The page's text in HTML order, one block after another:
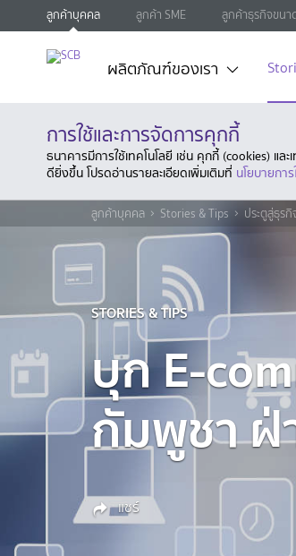
ลูกค้าบุคคล ลูกค้า SME ลูกค้าธุรกิจขนา
ผลิตภัณฑ์ของเรา
การใช้และการจัดการคุกกี้
ธนาคารมีการใช้เทคโนโลยี เช่น คุกกี้ (cookies) แ
ดียิ่งขึ้น โปรดอ่านรายละเอียดเพิ่มเติมที่ นโยบายกา
ลูกค้าบุคคล Stories & Tips ประตูสู่ธุรกิ
STORIES & TIPS
บุก E-
กัมพูชา ฝ่
แชร์